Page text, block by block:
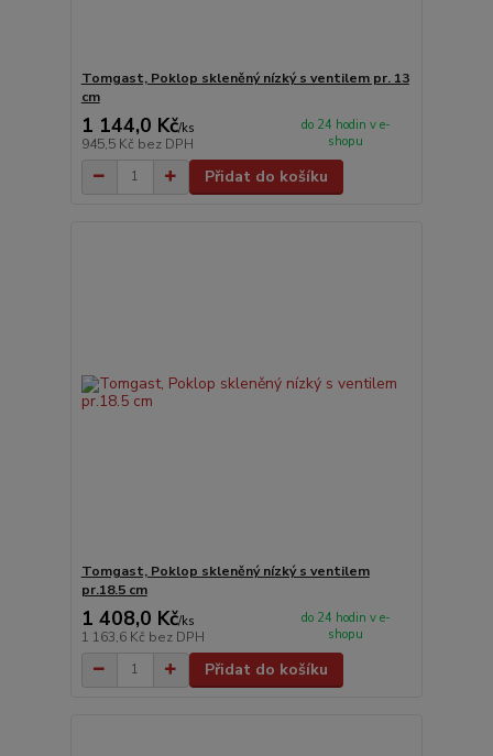
Tomgast, Poklop skleněný nízký s ventilem pr. 13
cm
1 144,0 Kč/ks
945,5 Kč bez DPH
do 24 hodin v e-
shopu
Přidat do košíku
Tomgast, Poklop skleněný nízký s ventilem
pr.18.5 cm
1 408,0 Kč/ks
1 163,6 Kč bez DPH
do 24 hodin v e-
shopu
Přidat do košíku